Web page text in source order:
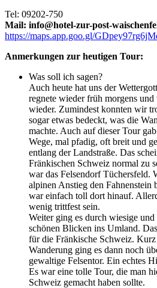
Tel: 09202-750
Mail: info@hotel-zur-post-
https://maps.app.goo.gl/
Anmerkungen zur heutigen Tour:
Was soll ich sagen?
Auch heute hat uns der
regnete wieder früh morgens
wieder. Zumindest konnten wir
sogar etwas bedeckt, was die
machte. Auch auf dieser Tour
Wege, mal pfadig, oft breit und
entlang der Landstraße. Das
Fränkischen Schweiz normal zu
war das Felsendorf Tüchersfeld.
alpinen Anstieg den Fahnenstein
war einfach toll dort hinauf.
wenig trittfest sein.
Weiter ging es durch wiesige
schönen Blicken ins Umland.
für die Fränkische Schweiz.
Wanderung ging es dann noch
gewaltige Felsentor. Ein echtes
Es war eine tolle Tour, die man
Schweiz gemacht haben sollte.